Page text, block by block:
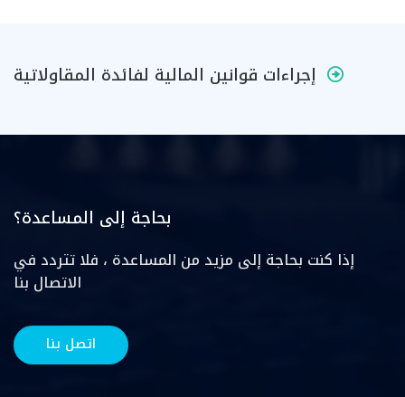
إجراءات قوانين المالية لفائدة المقاولاتية
بحاجة إلى المساعدة؟
إذا كنت بحاجة إلى مزيد من المساعدة ، فلا تتردد في
الاتصال بنا
اتصل بنا